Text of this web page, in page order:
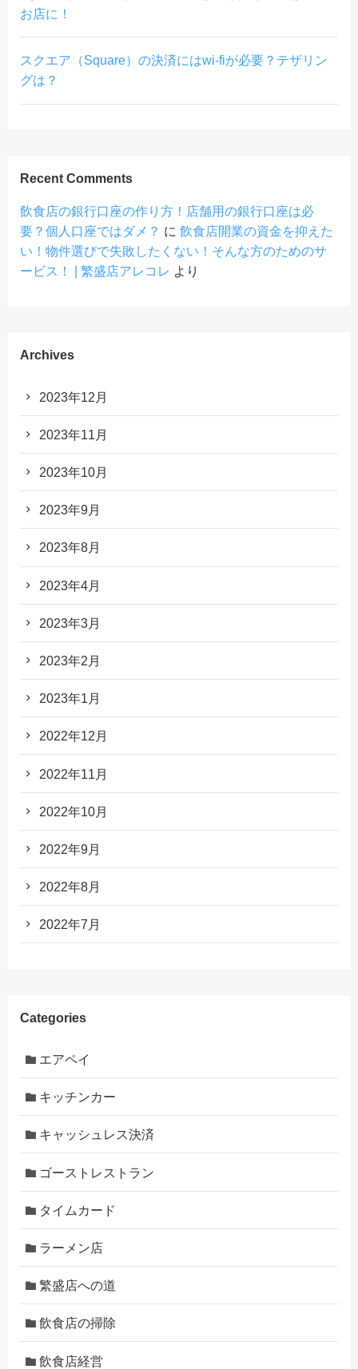
お店に！
スクエア（Square）の決済にはwi-fiが必要？テザリン
グは？
Recent Comments
飲食店の銀行口座の作り方！店舗用の銀行口座は必
要？個人口座ではダメ？ に 飲食店開業の資金を抑えた
い！物件選びで失敗したくない！そんな方のためのサ
ービス！ | 繁盛店アレコレ より
Archives
2023年12月
2023年11月
2023年10月
2023年9月
2023年8月
2023年4月
2023年3月
2023年2月
2023年1月
2022年12月
2022年11月
2022年10月
2022年9月
2022年8月
2022年7月
Categories
エアペイ
キッチンカー
キャッシュレス決済
ゴーストレストラン
タイムカード
ラーメン店
繁盛店への道
飲食店の掃除
飲食店経営